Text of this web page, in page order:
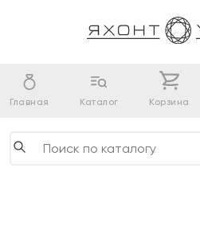
Главная Каталог Корзина